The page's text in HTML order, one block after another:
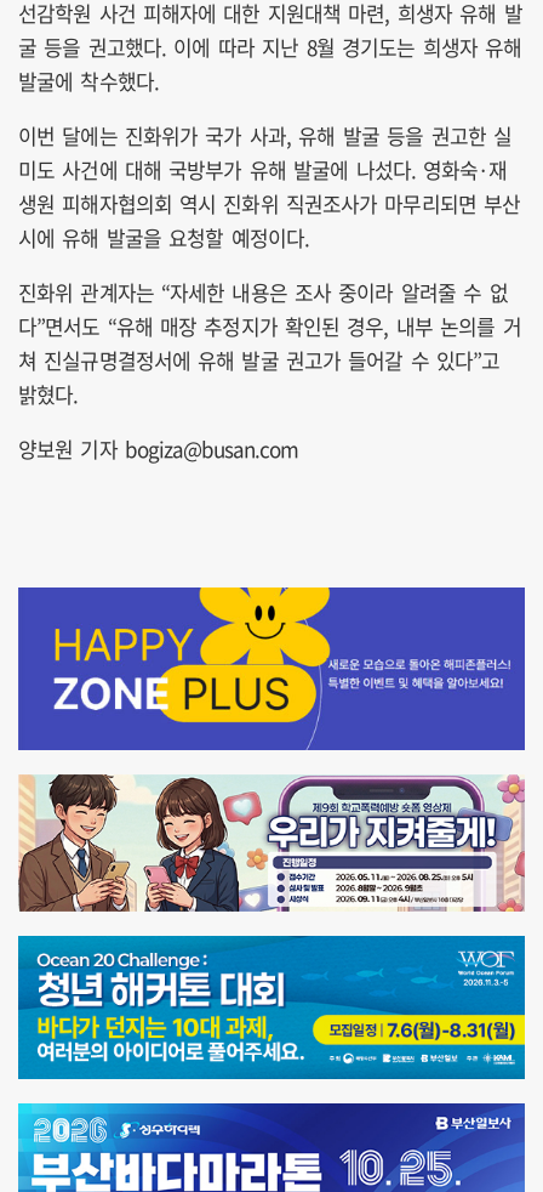
선감학원 사건 피해자에 대한 지원대책 마련, 희생자 유해 발
굴 등을 권고했다. 이에 따라 지난 8월 경기도는 희생자 유해
발굴에 착수했다.
이번 달에는 진화위가 국가 사과, 유해 발굴 등을 권고한 실
미도 사건에 대해 국방부가 유해 발굴에 나섰다. 영화숙·재
생원 피해자협의회 역시 진화위 직권조사가 마무리되면 부산
시에 유해 발굴을 요청할 예정이다.
진화위 관계자는 “자세한 내용은 조사 중이라 알려줄 수 없
다”면서도 “유해 매장 추정지가 확인된 경우, 내부 논의를 거
쳐 진실규명결정서에 유해 발굴 권고가 들어갈 수 있다”고
밝혔다.
양보원 기자 bogiza@busan.com